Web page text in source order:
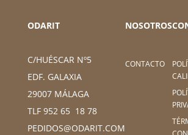
ODARIT
C/HUÉSCAR Nº5
EDF. GALAXIA
29007 MÁLAGA
TLF 952 65 18 78
PEDIDOS@ODARIT.COM
NOSOTROS
CONTACTO